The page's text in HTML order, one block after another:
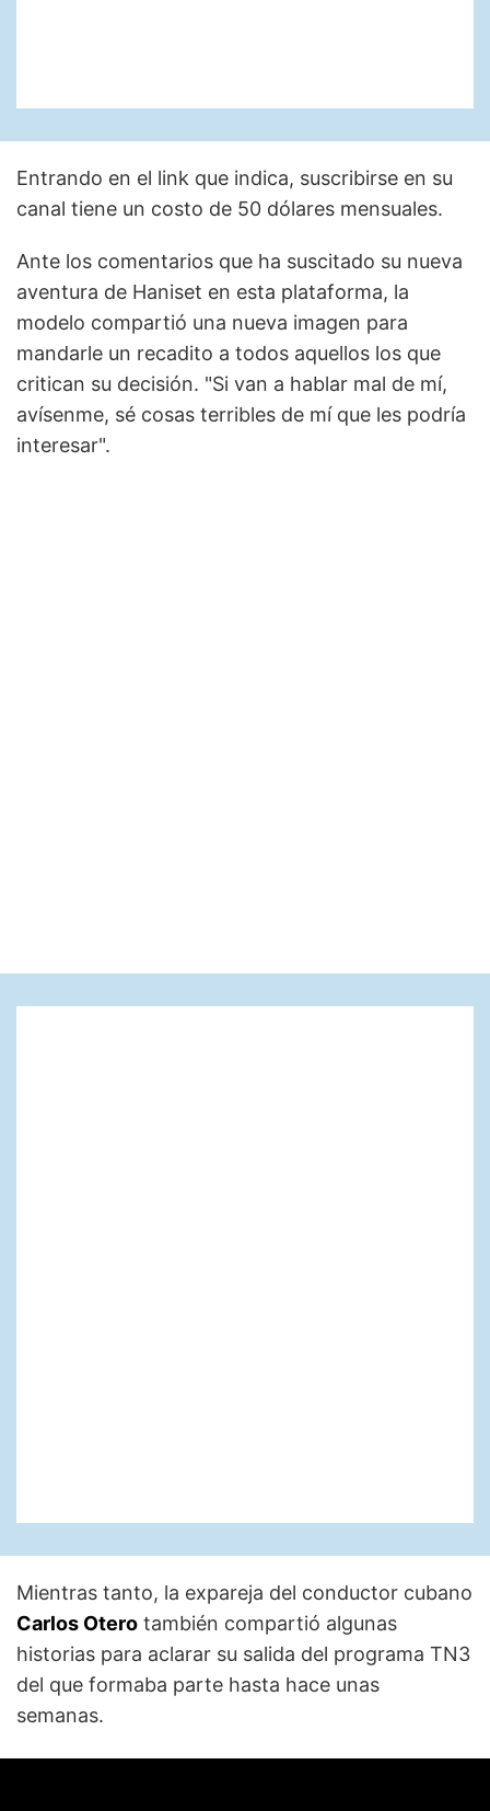
Entrando en el link que indica, suscribirse en su
canal tiene un costo de 50 dólares mensuales.
Ante los comentarios que ha suscitado su nueva
aventura de Haniset en esta plataforma, la
modelo compartió una nueva imagen para
mandarle un recadito a todos aquellos los que
critican su decisión. "Si van a hablar mal de mí,
avísenme, sé cosas terribles de mí que les podría
interesar".
Mientras tanto, la expareja del conductor cubano
Carlos Otero también compartió algunas
historias para aclarar su salida del programa TN3
del que formaba parte hasta hace unas
semanas.